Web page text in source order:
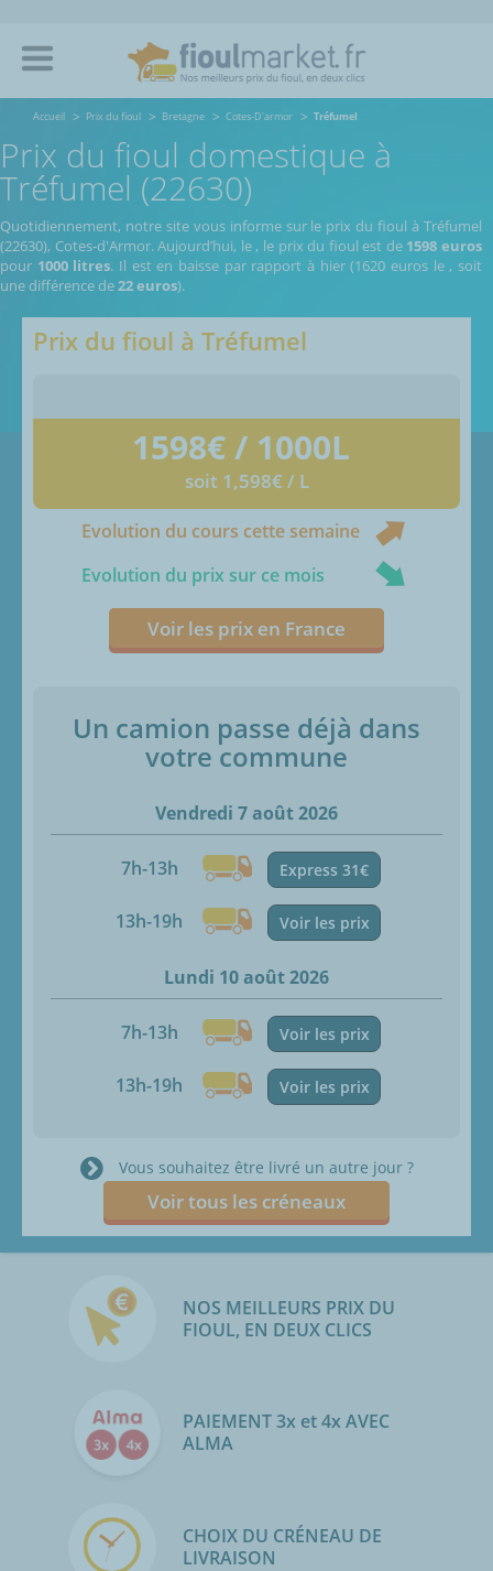
Accueil Prix du fioul Bretagne Cotes-D'armor Tréfumel
Prix du fioul domestique à
Tréfumel (22630)
Quotidiennement, notre site vous informe sur le prix du fioul à Tréfumel
(22630), Cotes-d'Armor.Aujourd’hui, le , le prix du fioul est de 1598 euros
pour 1000 litres. Il est en baisse par rapport à hier (1620 euros le, soit
une différence de22 euros).
Prix du fioul à Tréfumel
1598€ / 1000L
soit 1,598€ / L
Evolution du cours cette semaine
Evolution du prix sur ce mois
Voir les prix en France
Un camion passe déjà dans
votre commune
Vendredi 7 août 2026
7h-13h Express 31€
13h-19h Voir les prix
Lundi 10 août 2026
7h-13h Voir les prix
13h-19h Voir les prix
Vous souhaitez être livré un autre jour ?
Voir tous les créneaux
NOS MEILLEURS PRIX DU
FIOUL, EN DEUX CLICS
PAIEMENT 3x et 4x AVEC
ALMA
CHOIX DU CRÉNEAU DE
LIVRAISON